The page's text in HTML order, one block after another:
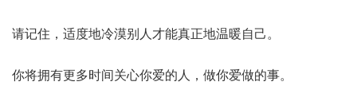
请记住，适度地冷漠别人才能真正地温暖自己。
你将拥有更多时间关心你爱的人，做你爱做的事。